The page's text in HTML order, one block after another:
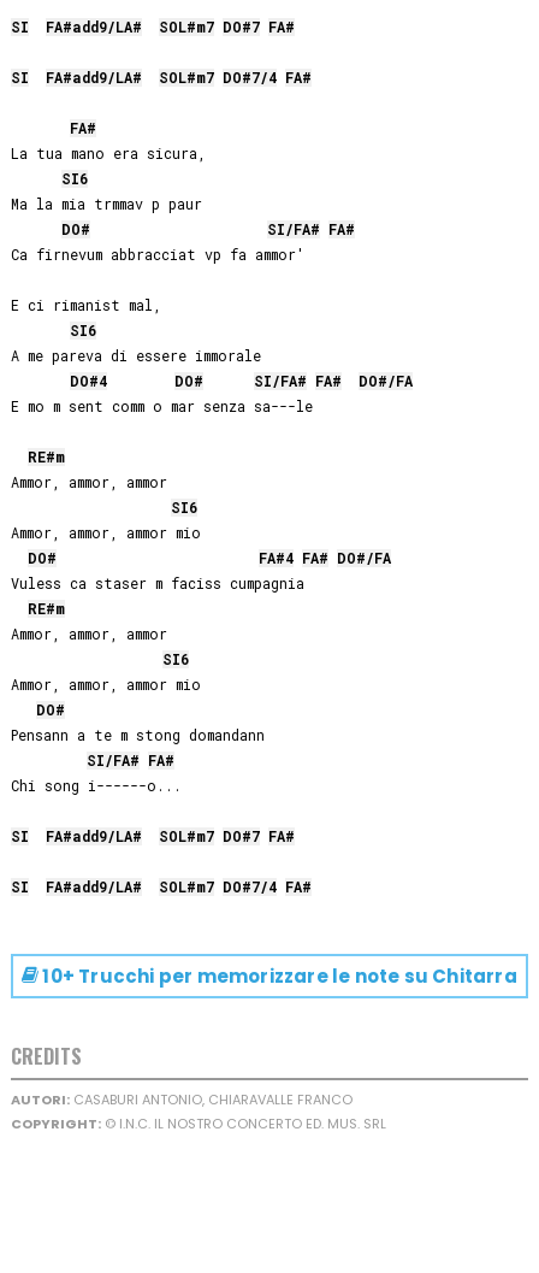
SI FA#add9/LA# SOL#m7 DO#7 FA#
SI FA#add9/LA# SOL#m7 DO#7/4 FA#
FA#
La tua mano era sicura,
SI6
Ma la mia trmmav p paur
DO#
SI/FA# FA#
Ca firnevum abbracciat vp fa ammor'
E ci rimanist mal,
SI6
A me pareva di essere immorale
DO#4 DO# SI/FA# FA# DO#/FA
E mo m sent comm o mar senza sa---le
RE#m
Ammor, ammor, ammor
SI6
Ammor, ammor, ammor mio
DO#
FA#4 FA# DO#/FA
Vuless ca staser m faciss cumpagnia
RE#m
Ammor, ammor, ammor
SI6
Ammor, ammor, ammor mio
DO#
Pensann a te m stong domandann
SI/FA# FA#
Chi song i------o...
SI FA#add9/LA# SOL#m7 DO#7 FA#
SI FA#add9/LA# SOL#m7 DO#7/4 FA#
10+ Trucchi per memorizzare le note su Chitarra
CREDITS
AUTORI:CASABURI ANTONIO, CHIARAVALLE FRANCO
COPYRIGHT:© I.N.C. IL NOSTRO CONCERTO ED. MUS. SRL